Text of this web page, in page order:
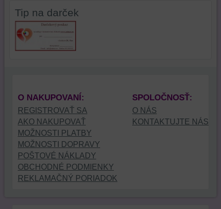
Tip na darček
O NAKUPOVANÍ: SPOLOČNOSŤ:
REGISTROVAŤ SA
AKO NAKUPOVAŤ
MOŽNOSTI PLATBY
MOŽNOSTI DOPRAVY
POŠTOVÉ NÁKLADY
OBCHODNÉ PODMIENKY
REKLAMAČNÝ PORIADOK
O NÁS
KONTAKTUJTE NÁS